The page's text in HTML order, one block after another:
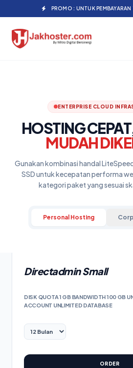
PROMO : UNTUK PEMBAYARAN
ENTERPRISE CLOUD
HOSTING
MUDAH
Gunakan kombinasi handal
SSD untuk kecepatan performa
kategori paket yang sesuai
Personal Hosting
Directadmin Small
DISK QUOTA 1 GB BANDWIDTH 100 GB
ACCOUNT UNLIMITED DATABASE
ORDER